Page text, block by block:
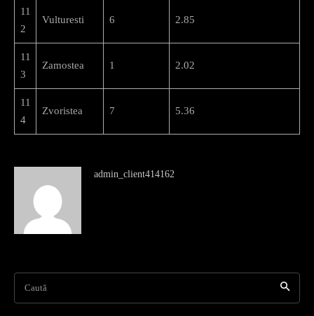
11
2
Vulturesti 6 2.85
11
3
Zamostea 1 2.02
11
4
Zvoristea 7 5.36
admin_client414162
Caută